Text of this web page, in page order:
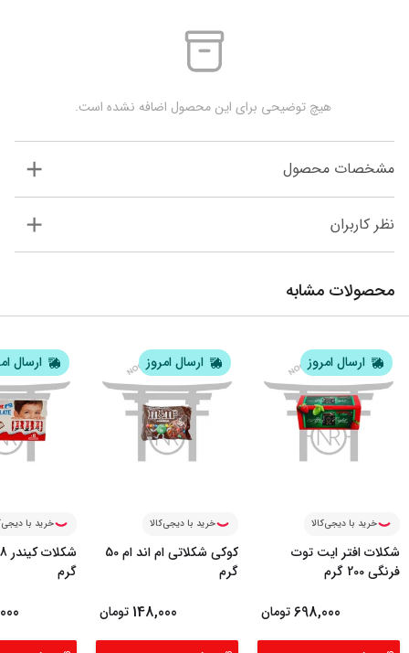
هیچ توضیحی برای این محصول اضافه نشده است.
مشخصات محصول
نظر کاربران
محصولات مشابه
ارسال امروز
خرید با دیجی‌کالا
شکلات افتر ایت توت
فرنگی 200 گرم
698,000 تومان
ارسال امروز
خرید با دیجی‌کالا
کوکی شکلاتی ام اند ام 50
گرم
148,000 تومان
ارسال
خرید با
گرم